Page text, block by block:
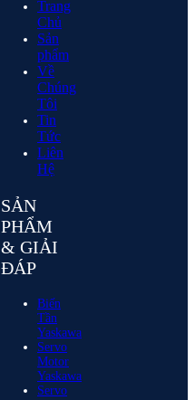
Trang
Chủ
Sản
phẩm
Về
Chúng
Tôi
Tin
Tức
Liên
Hệ
SẢN
PHẨM
& GIẢI
ĐÁP
Biến
Tần
Yaskawa
Servo
Motor
Yaskawa
Servo